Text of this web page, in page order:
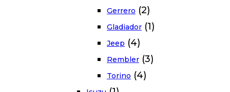
Gerrero (2)
Gladiador (1)
Jeep (4)
Rembler (3)
Torino (4)